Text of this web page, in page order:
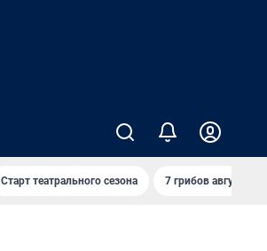
Старт театрального сезона 7 грибов августа